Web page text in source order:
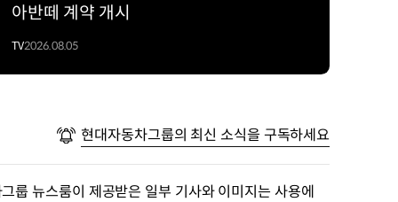
아반떼 계약 개시
TV2026.08.05
현대자동차그룹의 최신 소식을 구독하세요
룹 뉴스룸이 제공받은 일부 기사와 이미지는 사용에